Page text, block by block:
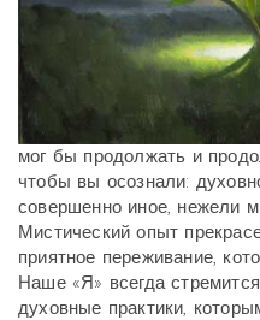
мог бы продолжать и
чтобы вы осознали:
совершенно иное, нежели
Мистический опыт
приятное переживание,
Наше «Я» всегда
духовные практики,